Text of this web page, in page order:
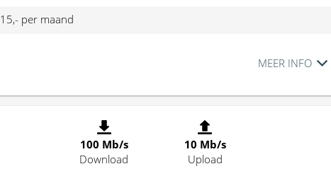
15,- per maand
MEER INFO
100 Mb/s
Download
10 Mb/s
Upload